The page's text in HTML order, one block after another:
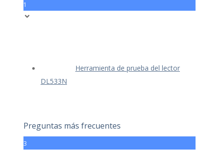
1
Herramienta de prueba del lector
DL533N
Preguntas más frecuentes
3